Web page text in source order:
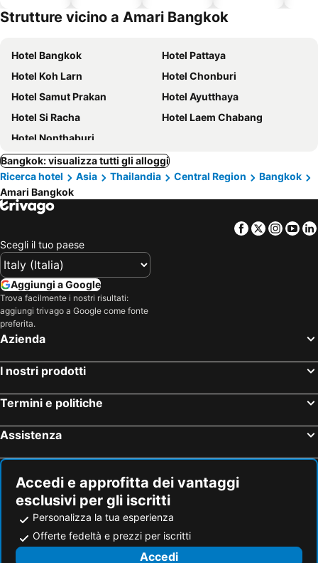
Strutture vicino a Amari Bangkok
Hotel Bangkok
Hotel Pattaya
Hotel Koh Larn
Hotel Chonburi
Hotel Samut Prakan
Hotel Ayutthaya
Hotel Si Racha
Hotel Laem Chabang
Hotel Nonthaburi
Bangkok: visualizza tutti gli alloggi
Ricerca hotel
Asia Thailandia Central Region
Bangkok
Amari Bangkok
Facebook
Twitter
Scegli il tuo paese
Aggiungi a Google
Trova facilmente i nostri risultati:
aggiungi trivago a Google come fonte
preferita.
Azienda
I nostri prodotti
Termini e politiche
Assistenza
Accedi e approfitta dei vantaggi
esclusivi per gli iscritti
Personalizza la tua esperienza
Offerte fedeltà e prezzi per iscritti
Accedi